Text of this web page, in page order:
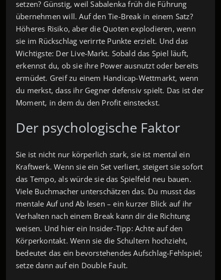
setzen? Günstig, weil Sabalenka früh die Führung
übernehmen will. Auf den Tie-Break in einem Satz?
Höheres Risiko, aber die Quoten explodieren, wenn
sie im Rückschlag verirrte Punkte erzielt. Und das
Wichtigste: Der Live-Markt. Sobald das Spiel läuft,
erkennst du, ob sie ihre Power ausnutzt oder bereits
ermüdet. Greif zu einem Handicap-Wettmarkt, wenn
du merkst, dass ihr Gegner defensiv spielt. Das ist der
Moment, in dem du den Profit einsteckst.
Der psychologische Faktor
Sie ist nicht nur körperlich stark, sie ist mental ein
Kraftwerk. Wenn sie ein Set verliert, steigert sie sofort
das Tempo, als würde sie das Spielfeld neu bauen.
Viele Buchmacher unterschätzen das. Du musst das
mentale Auf und Ab lesen – ein kurzer Blick auf ihr
Verhalten nach einem Break kann dir die Richtung
weisen. Und hier ein Insider‑Tipp: Achte auf den
Körperkontakt. Wenn sie die Schultern hochzieht,
bedeutet das ein bevorstehendes Aufschlag-Fehlspiel;
setze dann auf ein Double Fault.